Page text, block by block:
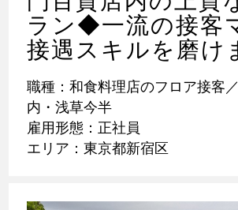
ラン◆一流の接客
接遇スキルを磨け
職種：和食料理店のフロア接客
内・浅草今半
雇用形態：正社員
エリア：東京都新宿区